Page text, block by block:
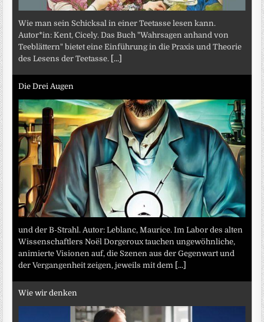
Wie man sein Schicksal in einer Teetasse lesen kann.
Autor*in: Kent, Cicely. Das Buch "Wahrsagen anhand von
Teeblättern" bietet eine Einführung in die Praxis und Theorie
des Lesens der Teetasse. [...]
Die Drei Augen
und der B-Strahl. Autor: Leblanc, Maurice. Im Labor des alten
Wissenschaftlers Noël Dorgeroux tauchen ungewöhnliche,
animierte Visionen auf, die Szenen aus der Gegenwart und
der Vergangenheit zeigen, jeweils mit dem [...]
Wie wir denken